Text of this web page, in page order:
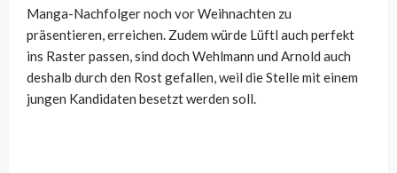
Manga-Nachfolger noch vor Weihnachten zu
präsentieren, erreichen. Zudem würde Lüftl auch perfekt
ins Raster passen, sind doch Wehlmann und Arnold auch
deshalb durch den Rost gefallen, weil die Stelle mit einem
jungen Kandidaten besetzt werden soll.